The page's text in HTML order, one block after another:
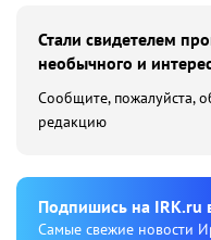
Стали свидетелем
необычного и
Сообщите, пожалуйста,
редакцию
Подпишиcь на IRK.ru
Cамые свежие новости